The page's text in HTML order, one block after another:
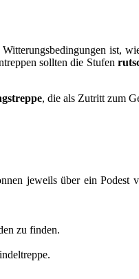
ist,
sollten die Stufen
, die als Zutritt zum
jeweils über ein Podest
zu finden.